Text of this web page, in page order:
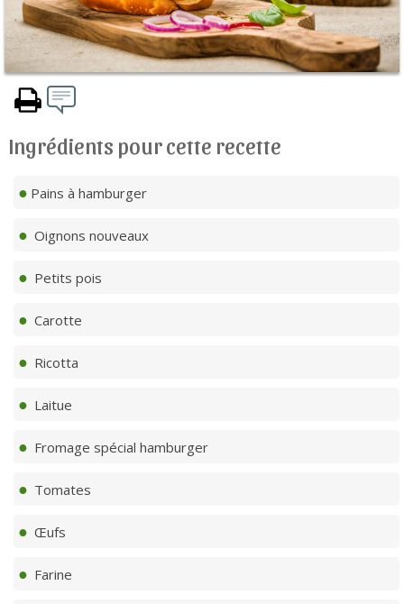
Ingrédients pour cette recette
Pains à hamburger
Oignons nouveaux
Petits pois
Carotte
Ricotta
Laitue
Fromage spécial hamburger
Tomates
Œufs
Farine